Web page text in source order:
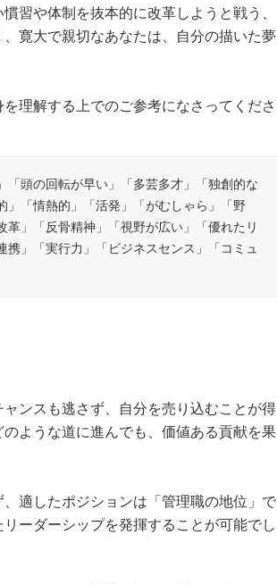
習や体制を抜本的に改革しようと戦う、
寛大で親切なあなたは、自分の描いた夢
理解する上でのご参考になさってくださ
「頭の回転が早い」「多芸多才」「独創的な
「情熱的」「活発」「がむしゃら」「野
」「反骨精神」「視野が広い」「優れたリ
」「実行力」「ビジネスセンス」「コミュ
ンスも逃さず、自分を売り込むことが得
ような道に進んでも、価値ある貢献を果
適したポジションは「管理職の地位」で
ーダーシップを発揮することが可能でし